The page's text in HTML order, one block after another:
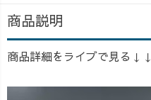
商品説明
商品詳細をライブで見る↓↓